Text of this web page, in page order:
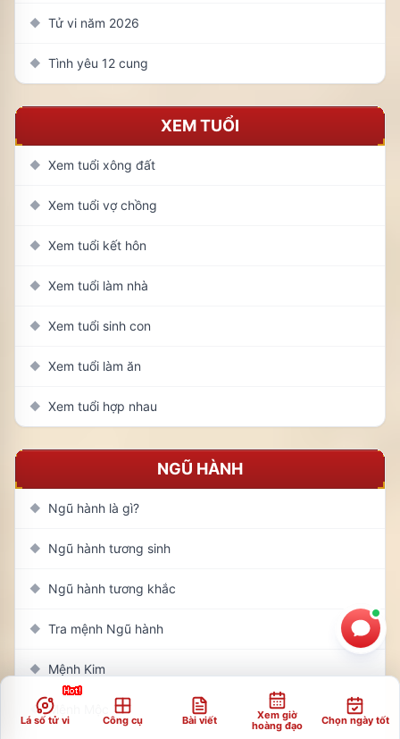
◆ Tử vi năm 2026
◆ Tình yêu 12 cung
XEM TUỔI
◆ Xem tuổi xông đất
◆ Xem tuổi vợ chồng
◆ Xem tuổi kết hôn
◆ Xem tuổi làm nhà
◆ Xem tuổi sinh con
◆ Xem tuổi làm ăn
◆ Xem tuổi hợp nhau
NGŨ HÀNH
◆ Ngũ hành là gì?
◆ Ngũ hành tương sinh
◆ Ngũ hành tương khắc
◆ Tra mệnh Ngũ hành
◆ Mệnh Kim
◆ Mệnh Mộc
Lá số tử vi Công cụ Bài viết
Xem giờ
hoàng đạo
Chọn ngày tốt